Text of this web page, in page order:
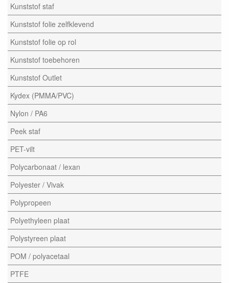
Kunststof staf
Kunststof folie zelfklevend
Kunststof folie op rol
Kunststof toebehoren
Kunststof Outlet
Kydex (PMMA/PVC)
Nylon / PA6
Peek staf
PET-vilt
Polycarbonaat / lexan
Polyester / Vivak
Polypropeen
Polyethyleen plaat
Polystyreen plaat
POM / polyacetaal
PTFE